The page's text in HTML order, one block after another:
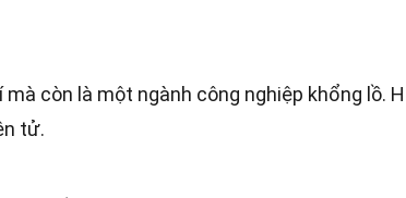
còn là một ngành công nghiệp khổng lồ.
tử.